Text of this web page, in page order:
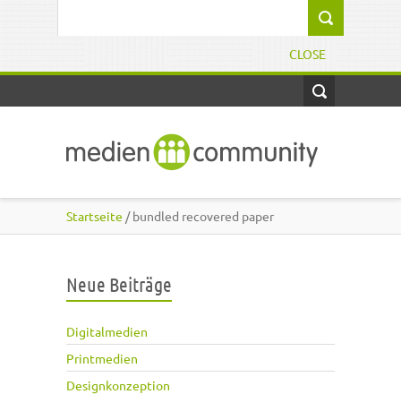
CLOSE
Startseite / bundled recovered paper
Neue Beiträge
Digitalmedien
Printmedien
Designkonzeption